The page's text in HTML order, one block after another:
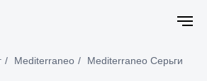
в продаже Новейшая коллекция
/ Mediterraneo / Mediterraneo Серьги